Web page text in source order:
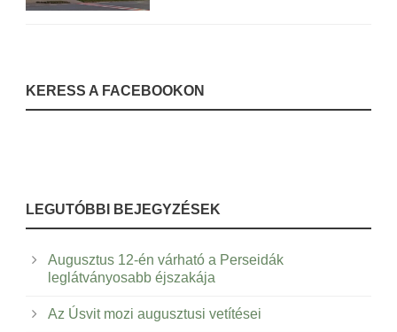
KERESS A FACEBOOKON
LEGUTÓBBI BEJEGYZÉSEK
Augusztus 12-én várható a Perseidák
leglátványosabb éjszakája
Az Úsvit mozi augusztusi vetítései